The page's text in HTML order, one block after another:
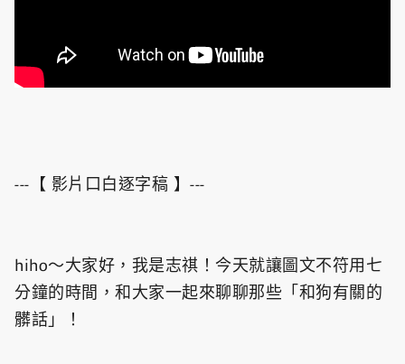
---【 影片口白逐字稿 】---
hiho～大家好，我是志祺！今天就讓圖文不符用七
分鐘的時間，和大家一起來聊聊那些「和狗有關的
髒話」！